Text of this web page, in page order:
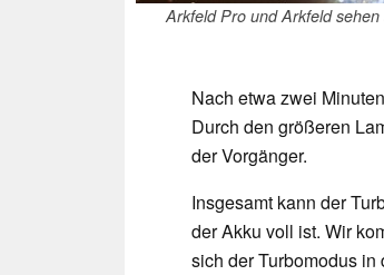
Arkfeld Pro und Arkfeld
Nach etwa zwei
Durch den größeren
der Vorgänger.
Insgesamt kann der
der Akku voll ist. Wir
sich der Turbomodus